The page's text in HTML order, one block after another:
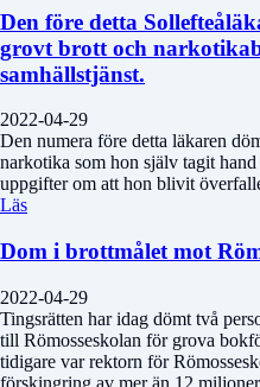
Den före detta
grovt brott och
samhällstjänst.
2022-04-29
Den numera före detta läkaren
narkotika som hon själv tagit
uppgifter om att hon blivit
Läs
Dom i brottmålet mot
2022-04-29
Tingsrätten har idag dömt två
till Römosseskolan för grova
tidigare var rektorn för
förskingring av mer än 12